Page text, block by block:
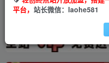
平台， 站长微信：laohe581